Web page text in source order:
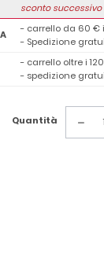
sconto successivo
- carrello da 60 €
- Spedizione
- carrello oltre i
- spedizione
Quantità